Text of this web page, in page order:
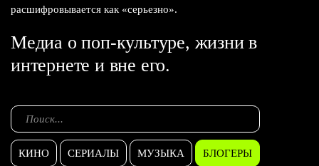
расшифровывается как «серьезно».
Медиа о поп-культуре, жизни в
интернете и вне его.
КИНО СЕРИАЛЫ МУЗЫКА БЛОГЕРЫ